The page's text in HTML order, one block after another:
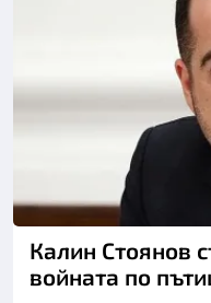
Снимка: БГНЕС
Калин Стоянов
войната по